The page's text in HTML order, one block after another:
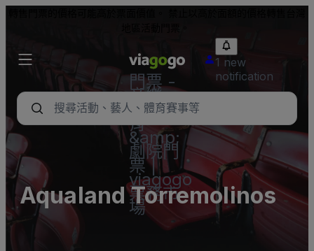
門票 -
音樂
會、體
育
&amp;
劇院門
票 |
viagogo
票務市
場
1 new
notification
Aqualand Torremolinos